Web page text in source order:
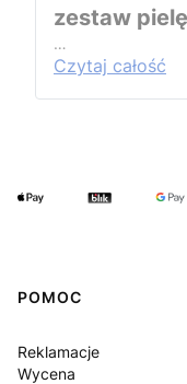
zestaw
…
Czytaj całość
Linki w stopce
POMOC
Reklamacje
Wycena